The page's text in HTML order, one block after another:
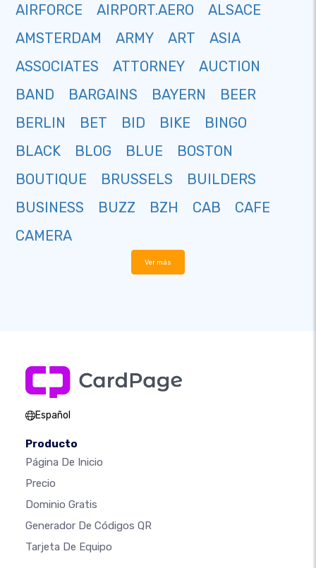
AIRFORCE
AIRPORT.AERO
ALSACE
AMSTERDAM
ARMY ART
ASIA
ASSOCIATES
ATTORNEY
AUCTION
BAND
BARGAINS BAYERN
BEER
BERLIN
BET BID BIKE
BINGO
BLACK
BLOG BLUE
BOSTON
BOUTIQUE
BRUSSELS
BUILDERS
BUSINESS
BUZZ BZH CAB
CAFE
CAMERA
Ver más
Español
Producto
Página De Inicio
Precio
Dominio Gratis
Generador De Códigos QR
Tarjeta De Equipo